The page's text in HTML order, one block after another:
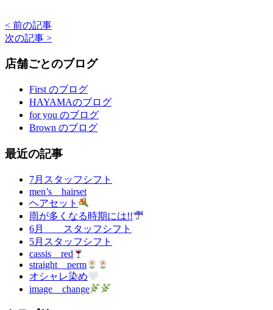
< 前の記事
次の記事 >
店舗ごとのブログ
First のブログ
HAYAMAのブログ
for you のブログ
Brown のブログ
最近の記事
7月スタッフシフト
men’s hairset
ヘアセット
雨が多くなる時期には!!
6月 スタッフシフト
5月スタッフシフト
cassis red
straight perm
オシャレ染め
image change